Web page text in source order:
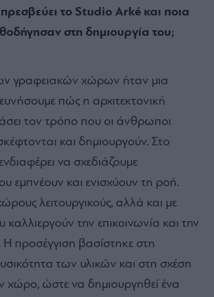
το Studio Arké και ποια
στη δημιουργία του;
γραφειακών χώρων ήταν μια
πώς η αρχιτεκτονική
τον τρόπο που οι άνθρωποι
και δημιουργούν. Στο
να σχεδιάζουμε
εμπνέουν και ενισχύουν τη ροή.
λειτουργικούς, αλλά και με
την επικοινωνία και την
Η προσέγγιση βασίστηκε στη
των υλικών και στη σχέση
χώρο, ώστε να δημιουργηθεί ένα